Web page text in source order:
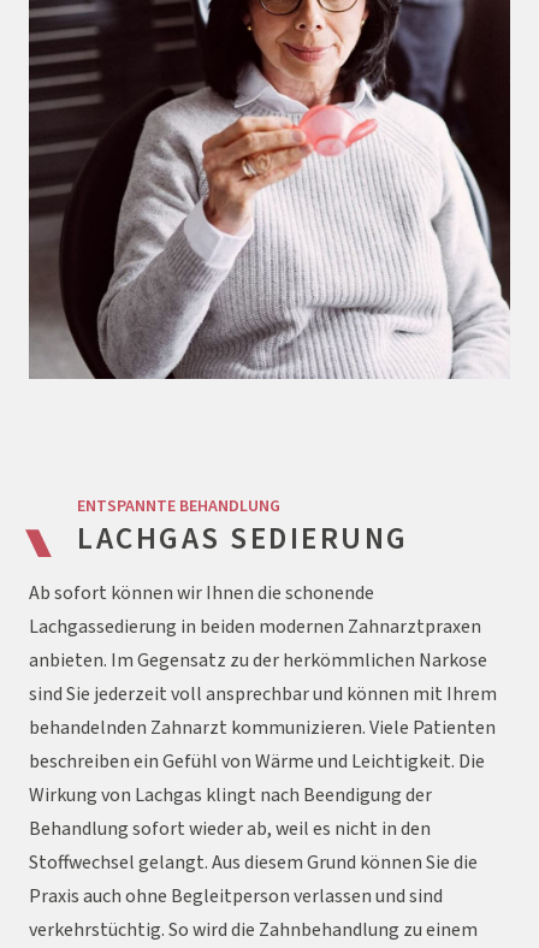
ENTSPANNTE BEHANDLUNG
LACHGAS SEDIERUNG
Ab sofort können wir Ihnen die schonende
Lachgassedierung in beiden modernen Zahnarztpraxen
anbieten. Im Gegensatz zu der herkömmlichen Narkose
sind Sie jederzeit voll ansprechbar und können mit Ihrem
behandelnden Zahnarzt kommunizieren. Viele Patienten
beschreiben ein Gefühl von Wärme und Leichtigkeit. Die
Wirkung von Lachgas klingt nach Beendigung der
Behandlung sofort wieder ab, weil es nicht in den
Stoffwechsel gelangt. Aus diesem Grund können Sie die
Praxis auch ohne Begleitperson verlassen und sind
verkehrstüchtig. So wird die Zahnbehandlung zu einem